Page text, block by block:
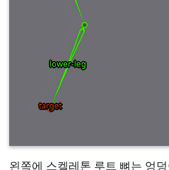
왼쪽에 스켈레톤 루트 뼈는 엉